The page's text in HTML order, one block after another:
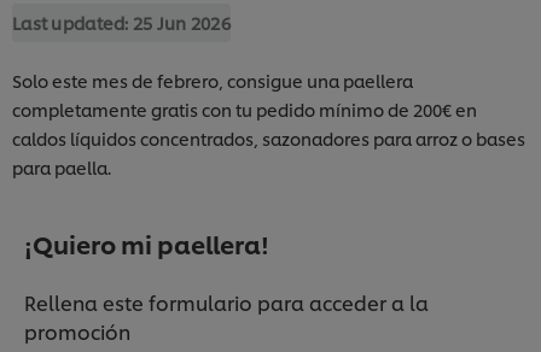
Last updated: 25 Jun 2026
Solo este mes de febrero, consigue una paellera
completamente gratis con tu pedido mínimo de 200€ en
caldos líquidos concentrados, sazonadores para arroz o bases
para paella.
¡Quiero mi paellera!
Rellena este formulario para acceder a la
promoción